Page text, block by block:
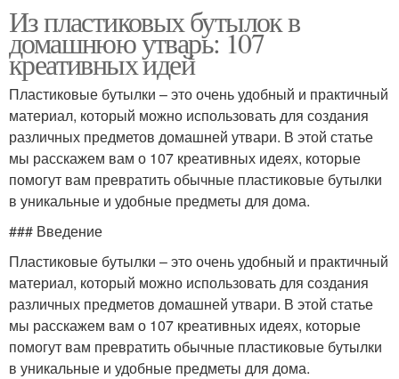
Из пластиковых бутылок в
домашнюю утварь: 107
креативных идей
Пластиковые бутылки – это очень удобный и практичный
материал, который можно использовать для создания
различных предметов домашней утвари. В этой статье
мы расскажем вам о 107 креативных идеях, которые
помогут вам превратить обычные пластиковые бутылки
в уникальные и удобные предметы для дома.
### Введение
Пластиковые бутылки – это очень удобный и практичный
материал, который можно использовать для создания
различных предметов домашней утвари. В этой статье
мы расскажем вам о 107 креативных идеях, которые
помогут вам превратить обычные пластиковые бутылки
в уникальные и удобные предметы для дома.